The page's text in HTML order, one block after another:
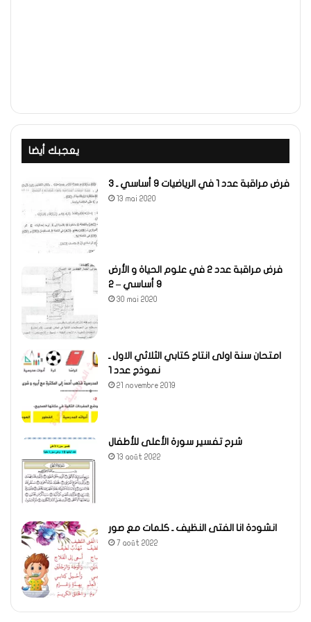
يعجبك أيضا
فرض مراقبة عدد 1 في الرياضيات 9 أساسي ـ 3
13 mai 2020
فرض مراقبة عدد 2 في علوم الحياة و الأرض
9 أساسي – 2
30 mai 2020
امتحان سنة اولى انتاج كتابي الثلاثي الاول ـ
نموذج عدد 1
21 novembre 2019
شرح تفسير سورة الأعلى للأطفال
13 août 2022
انشودة انا الفتى النظيف ـ كلمات مع صور
7 août 2022